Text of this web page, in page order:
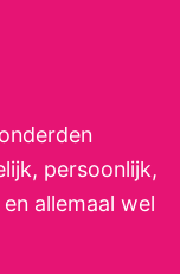
persoonlijk,
allemaal wel